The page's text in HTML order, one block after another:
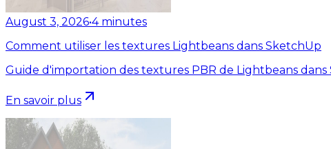
August 3, 2026•4 minutes
Comment utiliser les textures Lightbeans dans SketchUp
Guide d'importation des textures PBR de Lightbeans dans
En savoir plus